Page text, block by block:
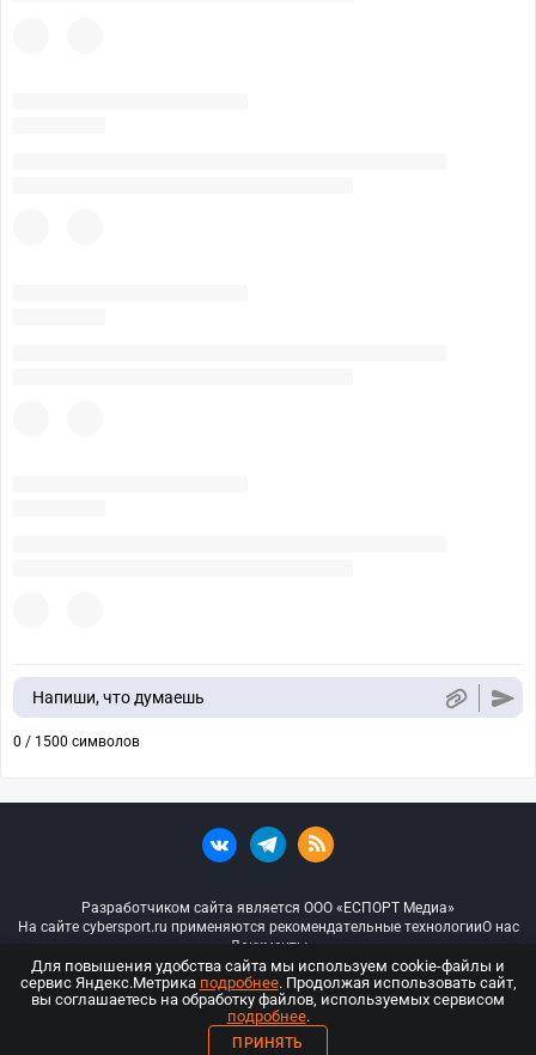
Напиши, что думаешь
0 / 1500 символов
Разработчиком сайта является ООО «ЕСПОРТ Медиа»
На сайте cybersport.ru применяются рекомендательные технологииО нас
Документы
© ООО «Киберспорт.ру» — Все права защищены
18+
Для повышения удобства сайта мы используем cookie-файлы и
сервис Яндекс.Метрика подробнее. Продолжая использовать сайт,
вы соглашаетесь на обработку файлов, используемых сервисом
подробнее.
ПРИНЯТЬ